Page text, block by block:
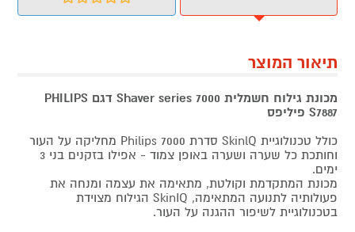
תיאור המוצר
מכונת גילוח חשמלית Shaver series 7000 דגם PHILIPS
S7887 פיליפס
כולל טכנולוגיית SkinlQ סדרת Philips 7000 מחליקה על העור
וחותכת כל שערה ושערה באופן צמוד - אפילו בזקנים בני 3
ימים.
מכונת המתקדמת וקולטת, מתאימה את עצמה ומנחה את
פעולותיה לתנועה המתאימה, SkinIQ הגילוח מצוידת
בטכנולוגיית לשיפור ההגנה על העור.